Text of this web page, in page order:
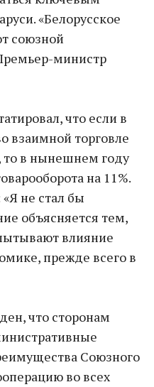
«Белорусское
союзной
министр
что если в
взаимной торговле
то в нынешнем году
на 11%.
не стал бы
объясняется тем,
влияние
прежде всего в
что сторонам
Союзного
во всех